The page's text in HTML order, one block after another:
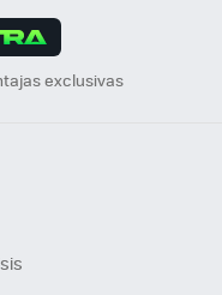
exclusivas